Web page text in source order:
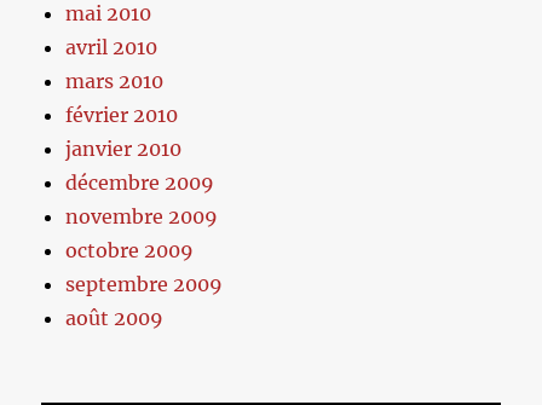
mai 2010
avril 2010
mars 2010
février 2010
janvier 2010
décembre 2009
novembre 2009
octobre 2009
septembre 2009
août 2009